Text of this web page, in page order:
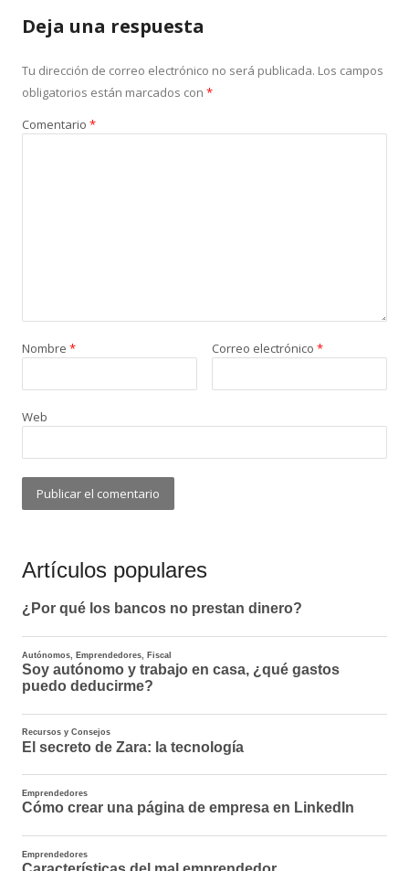
Deja una respuesta
Tu dirección de correo electrónico no será publicada. Los campos
obligatorios están marcados con *
Comentario *
Nombre * Correo electrónico *
Web
Artículos populares